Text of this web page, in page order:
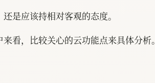
是应该持相对客观的态度。
看，比较关心的云功能点来具体分析。